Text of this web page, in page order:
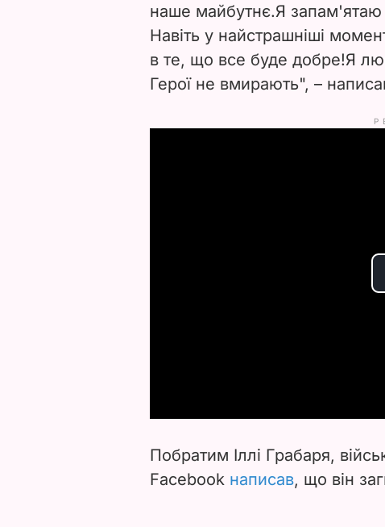
наше майбутнє.Я
Навіть у найстрашніші
в те, що все буде добре!Я
Герої не вмирають", –
Побратим Іллі Грабаря,
Facebook написав, що він